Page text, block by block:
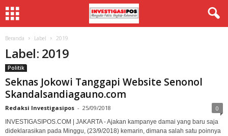
Beranda Label 2019
Label: 2019
Politik
Seknas Jokowi Tanggapi Website Senonol
Skandalsandiagauno.com
Redaksi Investigasipos - 25/09/2018 0
INVESTIGASIPOS.COM | JAKARTA - Ajakan kampanye damai yang baru saja
dideklarasikan pada Minggu, (23/9/2018) kemarin, dimana salah satu poinnya